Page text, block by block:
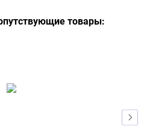
товары: